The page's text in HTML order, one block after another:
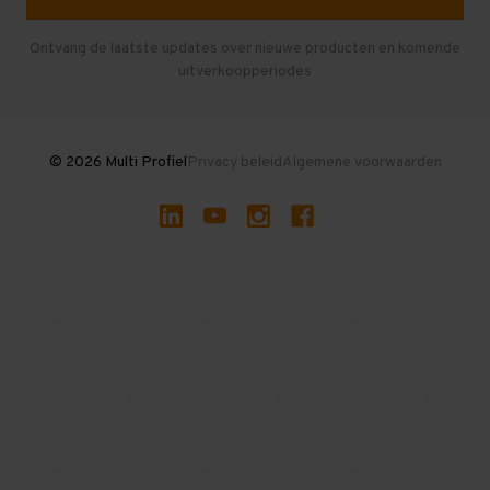
Gebruikte entresolvloeren
Ontvang de laatste updates over nieuwe producten en komende
uitverkoopperiodes
© 2026 Multi ProfielPrivacy beleidAlgemene voorwaarden